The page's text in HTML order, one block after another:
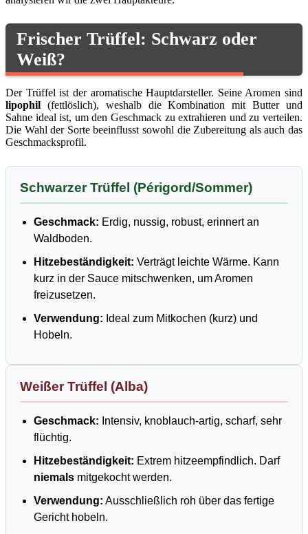
Frischer Trüffel: Schwarz oder
Weiß?
Der Trüffel ist der aromatische Hauptdarsteller. Seine Aromen sind
lipophil (fettlöslich), weshalb die Kombination mit Butter und
Sahne ideal ist, um den Geschmack zu extrahieren und zu verteilen.
Die Wahl der Sorte beeinflusst sowohl die Zubereitung als auch das
Geschmacksprofil.
Schwarzer Trüffel (Périgord/Sommer)
Geschmack: Erdig, nussig, robust, erinnert an
Waldboden.
Hitzebeständigkeit: Verträgt leichte Wärme. Kann
kurz in der Sauce mitschwenken, um Aromen
freizusetzen.
Verwendung: Ideal zum Mitkochen (kurz) und
Hobeln.
Weißer Trüffel (Alba)
Geschmack: Intensiv, knoblauch-artig, scharf, sehr
flüchtig.
Hitzebeständigkeit: Extrem hitzeempfindlich. Darf
niemals mitgekocht werden.
Verwendung: Ausschließlich roh über das fertige
Gericht hobeln.